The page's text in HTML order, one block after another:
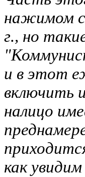
нажимом с
г., но
и в этот
включить
налицо
как